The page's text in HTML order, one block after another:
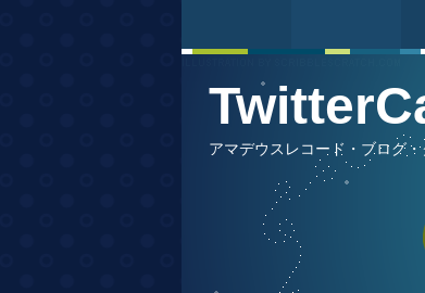
アマデウスレコード・ブログ